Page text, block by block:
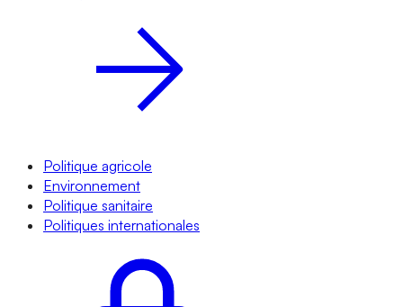
Politique agricole
Environnement
Politique sanitaire
Politiques internationales